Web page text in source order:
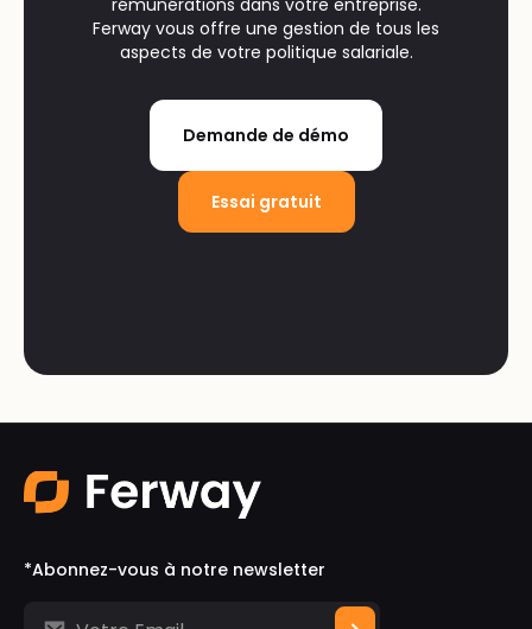
rémunérations dans votre entreprise.
Ferway vous offre une gestion de tous les
aspects de votre politique salariale.
Demande de démo
Essai gratuit
*Abonnez-vous à notre newsletter